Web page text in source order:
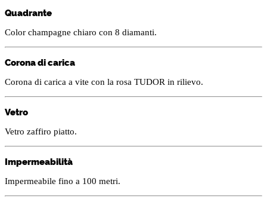
Quadrante
Color champagne chiaro con 8 diamanti.
Corona di carica
Corona di carica a vite con la rosa TUDOR in rilievo.
Vetro
Vetro zaffiro piatto.
Impermeabilità
Impermeabile fino a 100 metri.